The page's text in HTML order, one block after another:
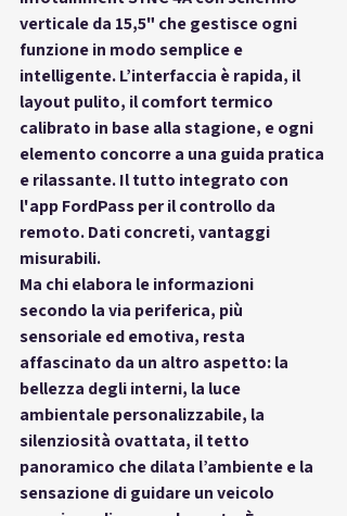
verticale da 15,5" che gestisce ogni
funzione in modo semplice e
intelligente. L’interfaccia è rapida, il
layout pulito, il comfort termico
calibrato in base alla stagione, e ogni
elemento concorre a una guida pratica
e rilassante. Il tutto integrato con
l'app FordPass per il controllo da
remoto. Dati concreti, vantaggi
misurabili.
Ma chi elabora le informazioni
secondo la via periferica, più
sensoriale ed emotiva, resta
affascinato da un altro aspetto: la
bellezza degli interni, la luce
ambientale personalizzabile, la
silenziosità ovattata, il tetto
panoramico che dilata l’ambiente e la
sensazione di guidare un veicolo